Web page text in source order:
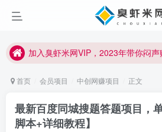
加入臭虾米网VIP，2023年带你闷声
加入臭虾米网VIP，2023年带你闷声
首页 会员项目 中创网赚项目 正文
最新百度同城搜题答题项目，
脚本+详细教程】